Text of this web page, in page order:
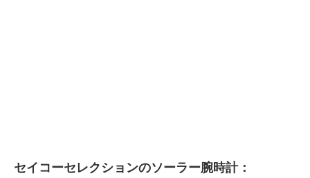
セイコーセレクションのソーラー腕時計：